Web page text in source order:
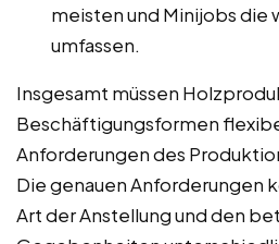
meisten und Minijobs die
umfassen.
Insgesamt müssen
Beschäftigungsformen
Anforderungen des
Die genauen Anforderungen
Art der Anstellung und den